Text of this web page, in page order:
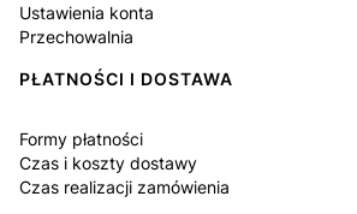
Ustawienia konta
Przechowalnia
PŁATNOŚCI I DOSTAWA
Formy płatności
Czas i koszty dostawy
Czas realizacji zamówienia